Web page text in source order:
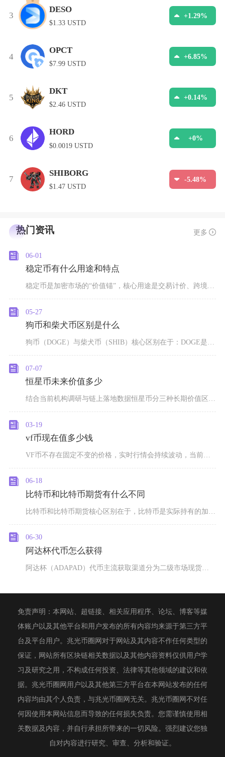
3
DESO
$1.33 USTD
+1.29%
4
OPCT
$7.99 USTD
+6.85%
5
DKT
$2.46 USTD
+0.14%
6
HORD
$0.0019 USTD
+0%
7
SHIBORG
$1.47 USTD
-5.48%
热门资讯 更多
06-01
稳定币有什么用途和特点
稳定币是加密市场的“价值锚”，核心用途是交易计价、跨境支付、避险存储与DeFi流动性供给，
05-27
狗币和柴犬币区别是什么
狗币（DOGE）与柴犬币（SHIB）核心区别在于：DOGE是2013年诞生的原生公链“鼻祖
07-07
恒星币未来价值多少
03-19
vf币现在值多少钱
06-18
比特币和比特币期货有什么不同
06-30
阿达杯代币怎么获得
免责声明：本网站、超链接、相关应用程序、论坛、博客等媒
体账户以及其他平台和用户发布的所有内容均来源于第三方平
台及平台用户。兆光币圈网对于网站及其内容不作任何类型的
保证，网站所有区块链相关数据以及其他内容资料仅供用户学
习及研究之用，不构成任何投资、法律等其他领域的建议和依
据。兆光币圈网用户以及其他第三方平台在本网站发布的任何
内容均由其个人负责，与兆光币圈网无关。兆光币圈网不对任
何因使用本网站信息而导致的任何损失负责。您需谨慎使用相
关数据及内容，并自行承担所带来的一切风险。强烈建议您独
自对内容进行研究、审查、分析和验证。